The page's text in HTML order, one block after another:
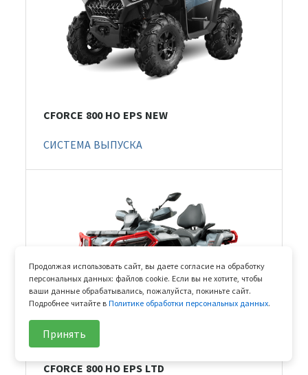
CFORCE 800 HO EPS NEW
СИСТЕМА ВЫПУСКА
CFORCE 800 HO EPS LTD
Продолжая использовать сайт, вы даете согласие на обработку
персональных данных: файлов cookie. Если вы не хотите, чтобы
ваши данные обрабатывались, пожалуйста, покиньте сайт.
Подробнее читайте вПолитике обработки персональных данных.
Принять